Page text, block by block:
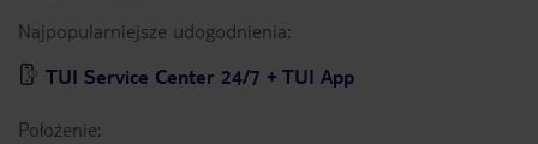
Najpopularniejsze udogodnienia:
TUI Service Center 24/7 + TUI App
Położenie: